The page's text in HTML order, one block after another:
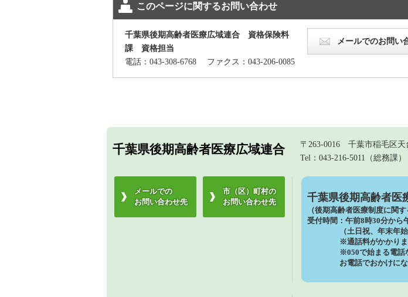
このページに関するお問い合わせ
メールでのお問い
千葉県後期高齢者医療広域連合 資格保険料
課 資格担当
電話：043-308-6768 ファクス：043-206-0085
千葉県後期高齢者医療広域連合
〒263-0016 千葉市稲毛区天
Tel：043-216-5011（総務課
メールでの
お問い合わせ先
市（区）町村の
お問い合わせ先
千葉県後期高齢者医
（後期高齢者医療制度に関す
受付時間：午前8時30分から
（土日祝、年末年始を
※通話料がかかりま
※050で始まる電話など
お電話でおかけになる